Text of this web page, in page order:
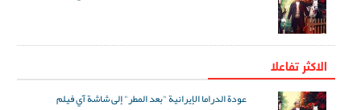
الاکثر تفاعلا
عودة الدراما الإيرانية "بعد المطر" إلى شاشة آي فيلم